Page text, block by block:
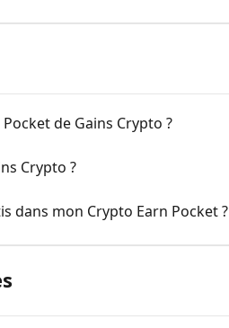
de Gains Crypto ?
Crypto ?
dans mon Crypto Earn Pocket ?